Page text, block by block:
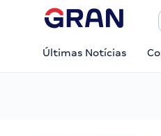
Últimas Notícias